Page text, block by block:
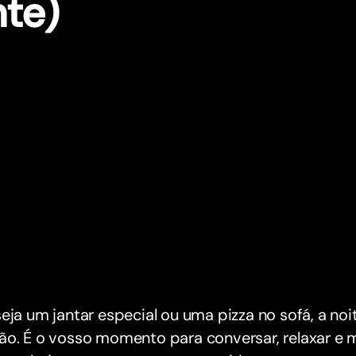
um jantar especial ou uma pizza no sofá, a
É o vosso momento para conversar, relaxar e